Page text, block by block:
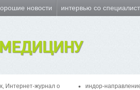
новости интервью со
МЕДИЦИНУ
Интернет-журнал о
индор-